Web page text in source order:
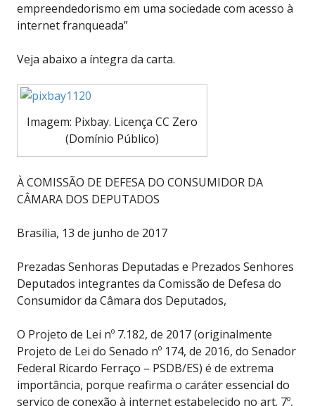
empreendedorismo em uma sociedade com acesso à
internet franqueada”
Veja abaixo a íntegra da carta.
Imagem: Pixbay. Licença CC Zero
(Domínio Público)
À COMISSÃO DE DEFESA DO CONSUMIDOR DA
CÂMARA DOS DEPUTADOS
Brasília, 13 de junho de 2017
Prezadas Senhoras Deputadas e Prezados Senhores
Deputados integrantes da Comissão de Defesa do
Consumidor da Câmara dos Deputados,
O Projeto de Lei nº 7.182, de 2017 (originalmente
Projeto de Lei do Senado nº 174, de 2016, do Senador
Federal Ricardo Ferraço – PSDB/ES) é de extrema
importância, porque reafirma o caráter essencial do
serviço de conexão à internet estabelecido no art. 7º,